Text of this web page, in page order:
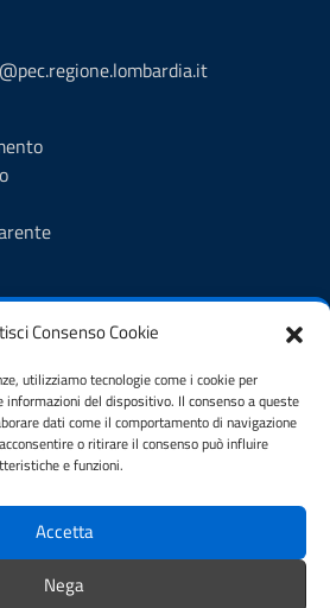
Consenso Cookie
utilizziamo tecnologie come i cookie per
informazioni del dispositivo. Il consenso a queste
dati come il comportamento di navigazione
o ritirare il consenso può influire
e funzioni.
Accetta
Nega
- pagina informativa
Facebook